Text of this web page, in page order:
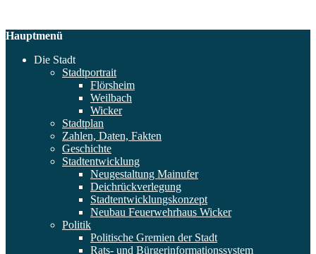
Hauptmenü
Die Stadt
Stadtportrait
Flörsheim
Weilbach
Wicker
Stadtplan
Zahlen, Daten, Fakten
Geschichte
Stadtentwicklung
Neugestaltung Mainufer
Deichrückverlegung
Stadtentwicklungskonzept
Neubau Feuerwehrhaus Wicker
Politik
Politische Gremien der Stadt
Rats- und Bürgerinformationssystem